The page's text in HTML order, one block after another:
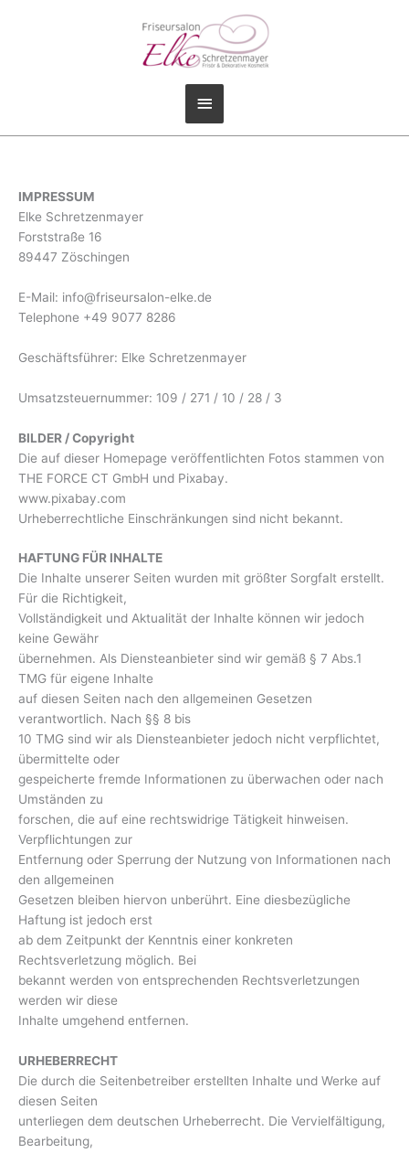
Hauptmenü
IMPRESSUM
Elke Schretzenmayer
Forststraße 16
89447 Zöschingen
E-Mail: info@friseursalon-elke.de
Telephone +49 9077 8286
Geschäftsführer: Elke Schretzenmayer
Umsatzsteuernummer: 109 / 271 / 10 / 28 / 3
BILDER / Copyright
Die auf dieser Homepage veröffentlichten Fotos stammen von
THE FORCE CT GmbH und Pixabay.
www.pixabay.com
Urheberrechtliche Einschränkungen sind nicht bekannt.
HAFTUNG FÜR INHALTE
Die Inhalte unserer Seiten wurden mit größter Sorgfalt erstellt.
Für die Richtigkeit,
Vollständigkeit und Aktualität der Inhalte können wir jedoch
keine Gewähr
übernehmen. Als Diensteanbieter sind wir gemäß § 7 Abs.1
TMG für eigene Inhalte
auf diesen Seiten nach den allgemeinen Gesetzen
verantwortlich. Nach §§ 8 bis
10 TMG sind wir als Diensteanbieter jedoch nicht verpflichtet,
übermittelte oder
gespeicherte fremde Informationen zu überwachen oder nach
Umständen zu
forschen, die auf eine rechtswidrige Tätigkeit hinweisen.
Verpflichtungen zur
Entfernung oder Sperrung der Nutzung von Informationen nach
den allgemeinen
Gesetzen bleiben hiervon unberührt. Eine diesbezügliche
Haftung ist jedoch erst
ab dem Zeitpunkt der Kenntnis einer konkreten
Rechtsverletzung möglich. Bei
bekannt werden von entsprechenden Rechtsverletzungen
werden wir diese
Inhalte umgehend entfernen.
URHEBERRECHT
Die durch die Seitenbetreiber erstellten Inhalte und Werke auf
diesen Seiten
unterliegen dem deutschen Urheberrecht. Die Vervielfältigung,
Bearbeitung,